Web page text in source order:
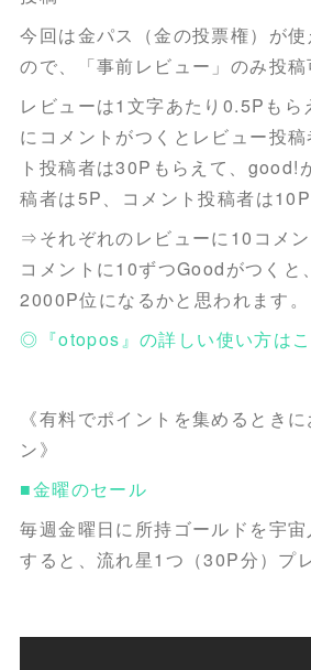
今回は金パス（金の投票権）が
ので、「事前レビュー」のみ投稿
レビューは1文字あたり0.5Pもら
にコメントがつくとレビュー投
ト投稿者は30Pもらえて、good!
稿者は5P、コメント投稿者は10P
⇒それぞれのレビューに10コメ
コメントに10ずつGoodがつくと
2000P位になるかと思われます。
◎『otopos』の詳しい使い方は
《有料でポイントを集めるとき
ン》
■金曜のセール
毎週金曜日に所持ゴールドを宇
すると、流れ星1つ（30P分）プ